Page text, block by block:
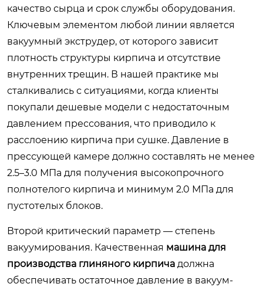
качество сырца и срок службы оборудования.
Ключевым элементом любой линии является
вакуумный экструдер, от которого зависит
плотность структуры кирпича и отсутствие
внутренних трещин. В нашей практике мы
сталкивались с ситуациями, когда клиенты
покупали дешевые модели с недостаточным
давлением прессования, что приводило к
расслоению кирпича при сушке. Давление в
прессующей камере должно составлять не менее
2.5–3.0 МПа для получения высокопрочного
полнотелого кирпича и минимум 2.0 МПа для
пустотелых блоков.
Второй критический параметр — степень
вакуумирования. Качественная машина для
производства глиняного кирпича должна
обеспечивать остаточное давление в вакуум-